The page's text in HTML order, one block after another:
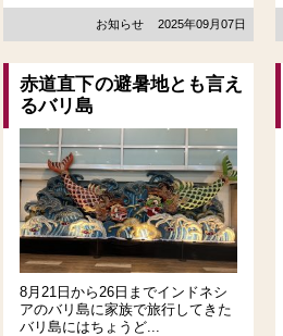
お知らせ 2025年09月07日
赤道直下の避暑地とも言え
るバリ島
8月21日から26日までインドネシ
アのバリ島に家族で旅行してきた
バリ島にはちょうど...